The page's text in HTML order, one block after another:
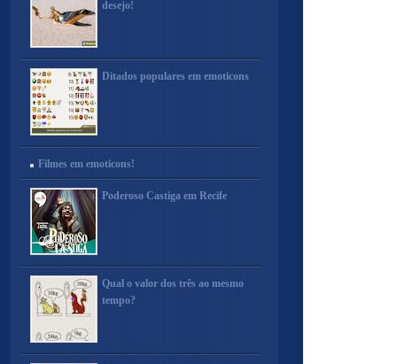
desejo!
Ditados populares em emoticons
Filmes em emoticons!
Poderoso Castiga em Recife
Qual o valor dos três ao mesmo
tempo?